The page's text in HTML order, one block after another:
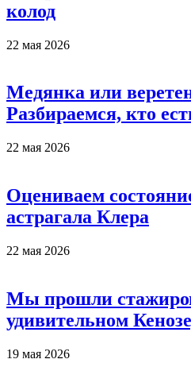
колод
22 мая 2026
Медянка или
Разбираемся, кто
22 мая 2026
Оцениваем
астрагала Клера
22 мая 2026
Мы прошли
удивительном
19 мая 2026